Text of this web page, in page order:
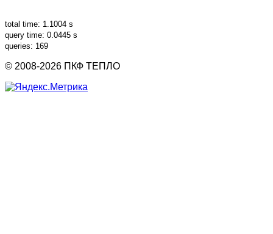
total time: 1.1004 s
query time: 0.0445 s
queries: 169
© 2008-2026 ПКФ ТЕПЛО